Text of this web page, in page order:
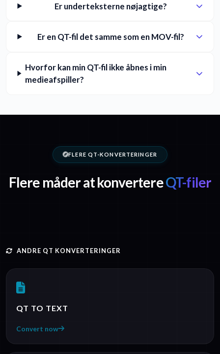
Er underteksterne nøjagtige?
Er en QT-fil det samme som en MOV-fil?
Hvorfor kan min QT-fil ikke åbnes i min
medieafspiller?
FLERE QT-KONVERTERINGER
Flere måder at konvertereQT-filer
ANDRE QT KONVERTERINGER
QT TO TEXT
Convert now